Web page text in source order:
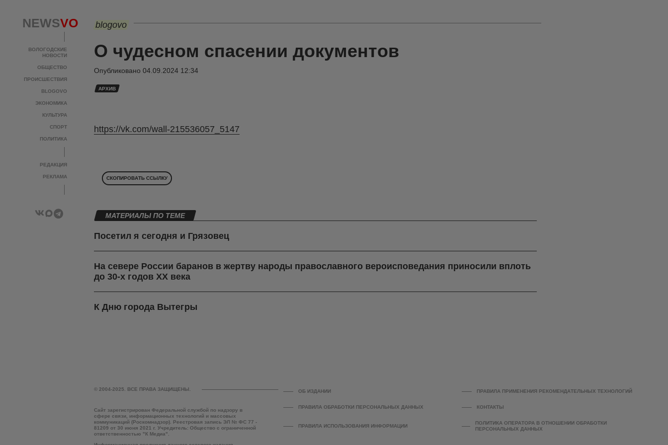
NEWSVO
ВОЛОГОДСКИЕ
НОВОСТИ
ОБЩЕСТВО
ПРОИСШЕСТВИЯ
BLOGOVO
ЭКОНОМИКА
КУЛЬТУРА
СПОРТ
ПОЛИТИКА
РЕДАКЦИЯ
РЕКЛАМА
blogovo
О чудесном спасении документов
Опубликовано 04.09.2024 12:34
АРХИВ
https://vk.com/wall-215536057_5147
СКОПИРОВАТЬ ССЫЛКУ
МАТЕРИАЛЫ ПО ТЕМЕ
Посетил я сегодня и Грязовец
На севере России баранов в жертву народы православного вероисповедания приносили вплоть
до 30-х годов ХХ века
К Дню города Вытегры
© 2004-2025. ВСЕ ПРАВА ЗАЩИЩЕНЫ.
Сайт зарегистрирован Федеральной службой по надзору в
сфере связи, информационных технологий и массовых
коммуникаций (Роскомнадзор). Реестровая запись ЭЛ № ФС 77 -
81209 от 30 июня 2021 г. Учредитель: Общество с ограниченной
ответственностью "К Медиа".
ОБ ИЗДАНИИ ПРАВИЛА ПРИМЕНЕНИЯ РЕКОМЕНДАТЕЛЬНЫХ ТЕХНОЛОГИЙ
ПРАВИЛА ОБРАБОТКИ ПЕРСОНАЛЬНЫХ ДАННЫХ КОНТАКТЫ
ПРАВИЛА ИСПОЛЬЗОВАНИЯ ИНФОРМАЦИИ
ПОЛИТИКА ОПЕРАТОРА В ОТНОШЕНИИ ОБРАБОТКИ
ПЕРСОНАЛЬНЫХ ДАННЫХ